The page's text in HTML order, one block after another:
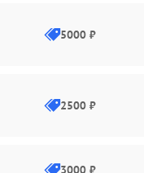
5000 ₽
2500 ₽
3000 ₽